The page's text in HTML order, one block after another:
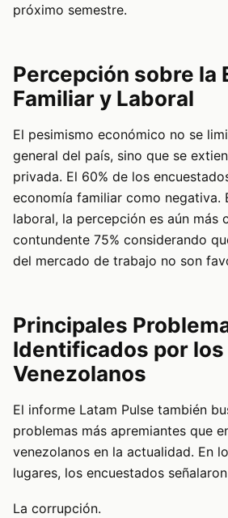
próximo semestre.
Percepción sobre la
Familiar y Laboral
El pesimismo económico no se
general del país, sino que se
privada. El 60% de los
economía familiar como negativa.
laboral, la percepción es aún más
contundente 75% considerando
del mercado de trabajo no son
Principales
Identificados por los
Venezolanos
El informe Latam Pulse también
problemas más apremiantes que
venezolanos en la actualidad. En
lugares, los encuestados
La corrupción.